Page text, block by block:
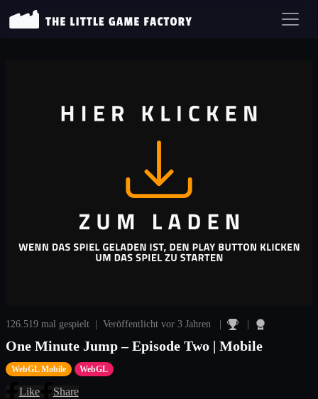
126.519 mal gespielt | Veröffentlicht vor 3 Jahren | |
One Minute Jump – Episode Two | Mobile
WebGL Mobile WebGL
Like Share